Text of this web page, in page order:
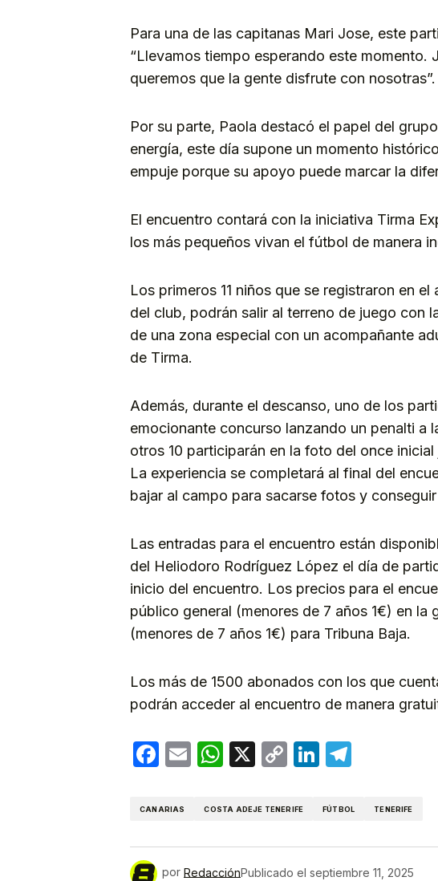
Para una de las capitanas Mari Jose, este
“Llevamos tiempo esperando este momento.
queremos que la gente disfrute con nosotras”.
Por su parte, Paola destacó el papel del
energía, este día supone un momento
empuje porque su apoyo puede marcar la
El encuentro contará con la iniciativa Tirma
los más pequeños vivan el fútbol de manera
Los primeros 11 niños que se registraron en
del club, podrán salir al terreno de juego con
de una zona especial con un acompañante
de Tirma.
Además, durante el descanso, uno de los
emocionante concurso lanzando un penalti a
otros 10 participarán en la foto del once
La experiencia se completará al final del
bajar al campo para sacarse fotos y
Las entradas para el encuentro están
del Heliodoro Rodríguez López el día de
inicio del encuentro. Los precios para el
público general (menores de 7 años 1€) en la
(menores de 7 años 1€) para Tribuna Baja.
Los más de 1500 abonados con los que
podrán acceder al encuentro de manera
Facebook
EmailWhatsApp
X
CopyLinkedIn
CANARIAS COSTA ADEJE TENERIFE FÚTBOL TENERIFE
por RedacciónPublicado el septiembre 11, 2025